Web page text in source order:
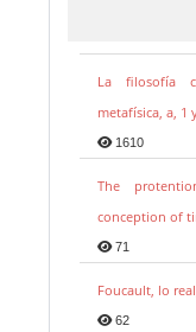
La filosofía
metafísica, a, 1
1610
The
conception of
71
Foucault, lo
62